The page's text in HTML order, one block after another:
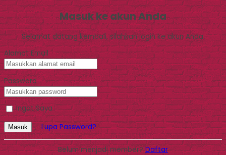
Masuk ke akun Anda
Selamat datang kembali, silahkan login ke akun Anda.
Alamat Email
Password
Ingat Saya
Masuk Lupa Password?
Belum menjadi member?Daftar